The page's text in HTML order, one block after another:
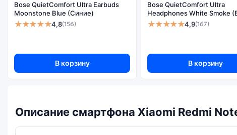
Bose QuietComfort Ultra Earbuds
Moonstone Blue (Синие)
★★★★★4,8(156)
В корзину
Bose QuietComfort Ultra
Headphones White Smoke
★★★★★4,9(167)
В корзину
Описание смартфона Xiaomi Redmi